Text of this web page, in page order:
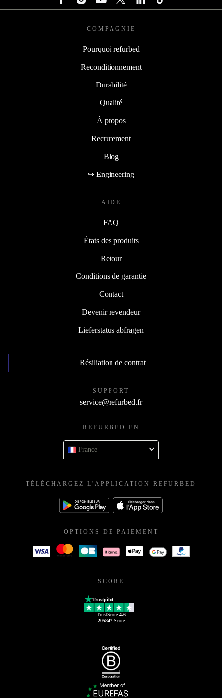
COMPAGNIE
Pourquoi refurbed
Reconditionnement
Durabilité
Qualité
À propos
Recrutement
Blog
↪ Engineering
AIDE
FAQ
États des produits
Retour
Conditions de garantie
Contact
Devenir revendeur
Lieferstatus abfragen
Résiliation de contrat
SUPPORT
service@refurbed.fr
REFURBED EN
France
TÉLÉCHARGEZ L'APPLICATION REFURBED
OPTIONS DE PAIEMENT
SCORE
Trustpilot
TrustScore 4.6
205847Score